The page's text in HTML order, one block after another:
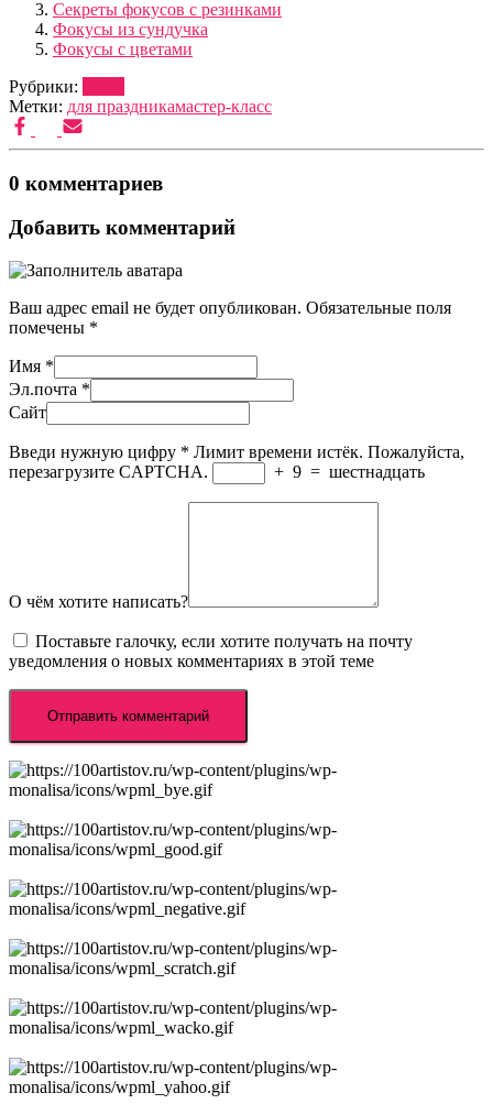
Секреты фокусов с резинками
Фокусы из сундучка
Фокусы с цветами
Рубрики:
Метки: для праздникамастер-класс
0 комментариев
Добавить комментарий
Ваш адрес email не будет опубликован. Обязательные поля
помечены *
Имя *
Эл.почта *
Сайт
Введи нужную цифру * Лимит времени истёк. Пожалуйста,
перезагрузите CAPTCHA.
+ 9 = шестнадцать
О чём хотите написать?
Поставьте галочку, если хотите получать на почту
уведомления о новых комментариях в этой теме